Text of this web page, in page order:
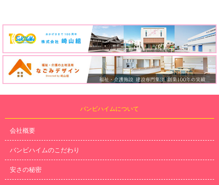
バンビハイムについて
会社概要
バンビハイムのこだわり
安さの秘密